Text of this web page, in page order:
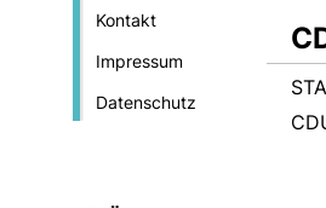
Kontakt
Impressum
Datenschutz